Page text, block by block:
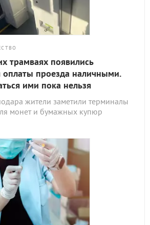
трамваях появились
проезда наличными.
ими пока нельзя
жители заметили терминалы
монет и бумажных купюр